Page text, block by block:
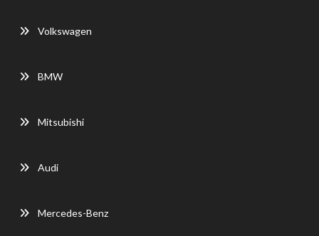
Volkswagen
BMW
Mitsubishi
Audi
Mercedes-Benz